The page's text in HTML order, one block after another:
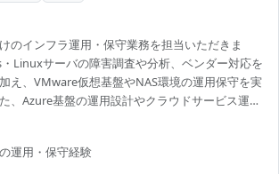
のインフラ運用・保守業務を担当いただきま
Linuxサーバの障害調査や分析、ベンダー対応を
え、VMware仮想基盤やNAS環境の運用保守を実
、Azure基盤の運用設計やクラウドサービス運用
件です。 【技術スタック】 ・OS：Windows、
・クラウド：Azure ・ストレージ：NAS
運用・保守経験